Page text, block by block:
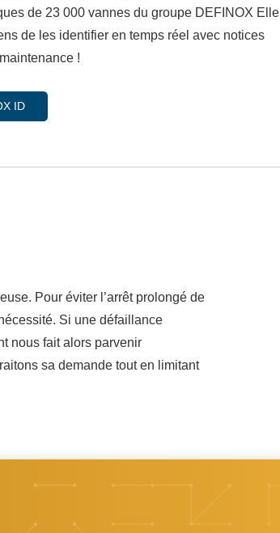
de 23 000 vannes du groupe DEFINOX Elle
de les identifier en temps réel avec notices
!
ID
Pour éviter l’arrêt prolongé de
Si une défaillance
nous fait alors parvenir
sa demande tout en limitant